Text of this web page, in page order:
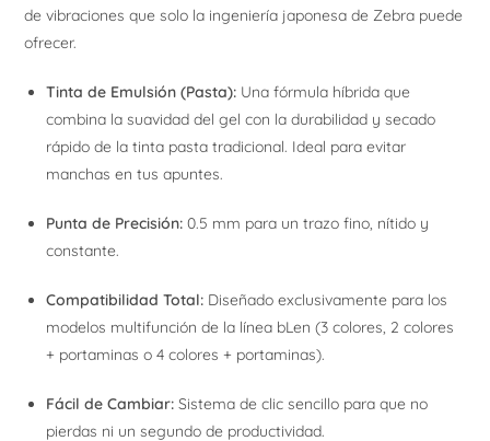
de vibraciones que solo la ingeniería japonesa de Zebra puede
ofrecer.
Tinta de Emulsión (Pasta): Una fórmula híbrida que
combina la suavidad del gel con la durabilidad y secado
rápido de la tinta pasta tradicional. Ideal para evitar
manchas en tus apuntes.
Punta de Precisión: 0.5 mm para un trazo fino, nítido y
constante.
Compatibilidad Total: Diseñado exclusivamente para los
modelos multifunción de la línea bLen (3 colores, 2 colores
+ portaminas o 4 colores + portaminas).
Fácil de Cambiar: Sistema de clic sencillo para que no
pierdas ni un segundo de productividad.